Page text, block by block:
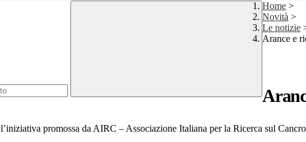
Home >
Novità >
Le notizie
Arance e
l’iniziativa promossa da AIRC – Associazione Italiana per la Ricerca sul